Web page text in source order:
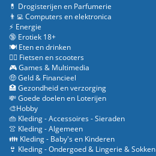
💊 Drogisterijen en Parfumerie
👨‍💻 Computers en elektronica
⚡ Energie
🔞 Erotiek 18+
🍽️ Eten en drinken
🚴‍♂️ Fietsen en scooters
🎮 Games & Multimedia
🤑 Geld & Financieel
🏥 Gezondheid en verzorging
💸 Goede doelen en Loterijen
🎨Hobby
👜 Kleding - Accessoires - Sieraden
👚 Kleding - Algemeen
👪 Kleding - Baby's en Kinderen
👙 Kleding - Ondergoed & Lingerie & Sokken